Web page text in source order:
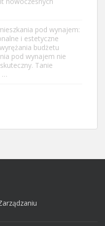
pod wynajem:
i estetyczne
budżetu
pod wynajem nie
Tanie
…